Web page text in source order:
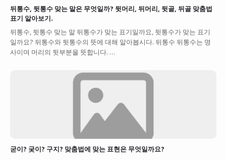
뒤통수, 뒷통수 맞는 말은 무엇일까? 뒷머리, 뒤머리, 뒷골, 뒤골 맞춤법
표기 알아보기.
뒤통수, 뒷통수 맞는 말 뒤통수가 맞는 표기일까요, 뒷통수가 맞는 표기
일까요? 뒤통수와 뒷통수의 뜻에 대해 알아봅시다. 뒤통수 뒤통수는 명
사이며 머리의 뒷부분을 뜻합니다. …
굳이? 궂이? 구지? 맞춤법에 맞는 표현은 무엇일까요?